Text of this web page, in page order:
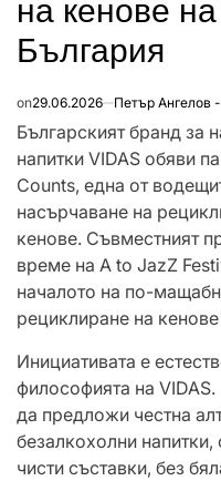
на кенове
България
on29.06.2026 Петър Ангелов
Българският бранд за
напитки VIDAS обяви
Counts, една от
насърчаване на
кенове. Съвместният
време на A to JazZ
началото на по-
рециклиране на
Инициативата е
философията на
да предложи честна
безалкохолни
чисти съставки, без